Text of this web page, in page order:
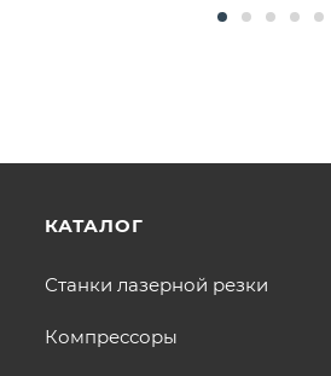
КАТАЛОГ
Станки лазерной резки
Компрессоры